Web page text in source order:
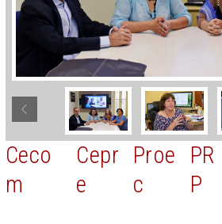
Ceco
m
Cepr
e
Proe
c
PR
P